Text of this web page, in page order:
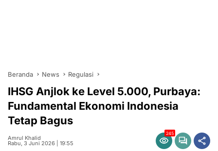
Beranda News Regulasi
IHSG Anjlok ke Level 5.000, Purbaya:
Fundamental Ekonomi Indonesia
Tetap Bagus
Amrul Khalid
Rabu, 3 Juni 2026 | 19:55
245